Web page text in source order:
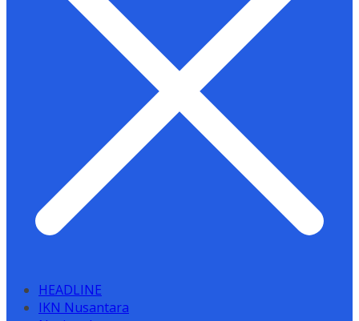
HEADLINE
IKN Nusantara